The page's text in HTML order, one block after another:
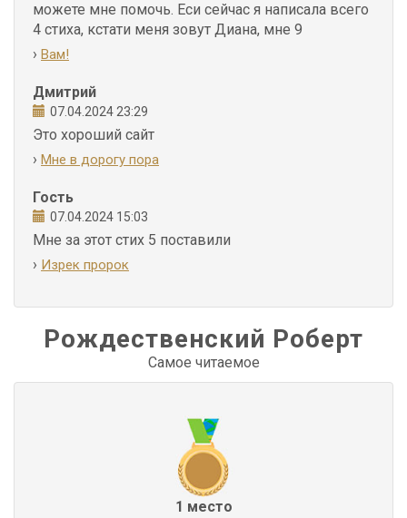
можете мне помочь. Еси сейчас я написала всего
4 стиха, кстати меня зовут Диана, мне 9
› Вам!
Дмитрий
07.04.2024 23:29
Это хороший сайт
› Мне в дорогу пора
Гость
07.04.2024 15:03
Мне за этот стих 5 поставили
› Изрек пророк
Рождественский Роберт
Самое читаемое
1 место